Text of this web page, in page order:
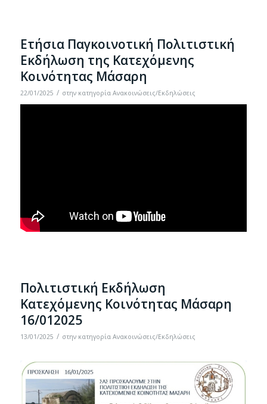
Ετήσια Παγκοινοτική Πολιτιστική
Εκδήλωση της Κατεχόμενης
Κοινότητας Μάσαρη
22/01/2025 / στην κατηγορία Ανακοινώσεις/Εκδηλώσεις
Πολιτιστική Εκδήλωση
Κατεχόμενης Κοινότητας Μάσαρη
16/012025
13/01/2025 / στην κατηγορία Ανακοινώσεις/Εκδηλώσεις